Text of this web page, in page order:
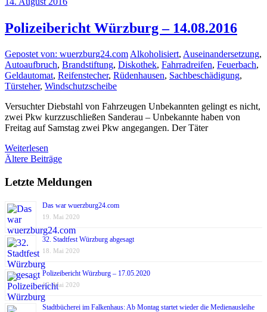
Polizeibericht Würzburg – 14.08.2016
Gepostet von: wuerzburg24.com Alkoholisiert, Auseinandersetzung,
Autoaufbruch, Brandstiftung, Diskothek, Fahrradreifen, Feuerbach,
Geldautomat, Reifenstecher, Rüdenhausen, Sachbeschädigung,
Türsteher, Windschutzscheibe
Versuchter Diebstahl von Fahrzeugen Unbekannten gelingt es nicht,
zwei Pkw kurzzuschließen Sanderau – Unbekannte haben von
Freitag auf Samstag zwei Pkw angegangen. Der Täter
Weiterlesen
Beitragsnavigation
Ältere Beiträge
Letzte Meldungen
Das war wuerzburg24.com
19. Mai 2020
32. Stadtfest Würzburg abgesagt
18. Mai 2020
Polizeibericht Würzburg – 17.05.2020
17. Mai 2020
Stadtbücherei im Falkenhaus: Ab Montag startet wieder die Medienausleihe